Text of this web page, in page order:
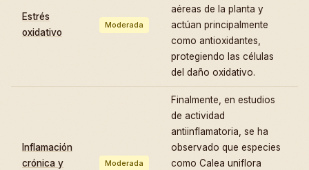
Estrés
oxidativo
Moderada
aéreas de la planta y
actúan principalmente
como antioxidantes,
protegiendo las células
del daño oxidativo.
Inflamación
crónica y
Moderada
Finalmente, en estudios
de actividad
antiinflamatoria, se ha
observado que especies
como Calea uniflora